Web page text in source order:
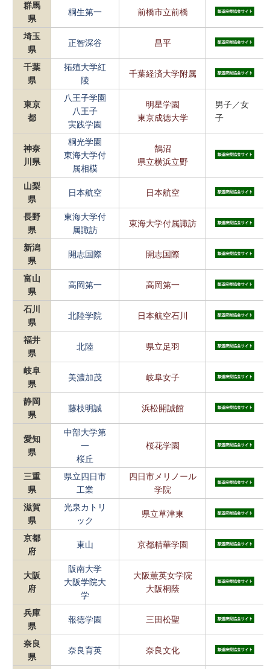
群馬
県
桐生第一 前橋市立前橋
埼玉
県
正智深谷 昌平
千葉
県
拓殖大学紅
陵
千葉経済大学附属
東京
都
八王子学園
八王子
実践学園
明星学園
東京成徳大学
男子／女
子
神奈
川県
桐光学園
東海大学付
属相模
鵠沼
県立横浜立野
山梨
県
日本航空 日本航空
長野
県
東海大学付
属諏訪
東海大学付属諏訪
新潟
県
開志国際 開志国際
富山
県
高岡第一 高岡第一
石川
県
北陸学院 日本航空石川
福井
県
北陸 県立足羽
岐阜
県
美濃加茂 岐阜女子
静岡
県
藤枝明誠 浜松開誠館
愛知
県
中部大学第
一
桜丘
桜花学園
三重
県
県立四日市
工業
四日市メリノール
学院
滋賀
県
光泉カトリ
ック
県立草津東
京都
府
東山 京都精華学園
大阪
府
阪南大学
⼤阪学院⼤
学
大阪薫英女学院
大阪桐蔭
兵庫
県
報徳学園 三田松聖
奈良
県
奈良育英 奈良文化